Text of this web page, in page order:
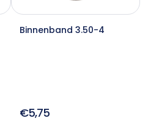
Binnenband 3.50-4
€5,75